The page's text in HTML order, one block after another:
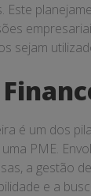
Este
sejam
é um dos
PME.
a gestão
e a